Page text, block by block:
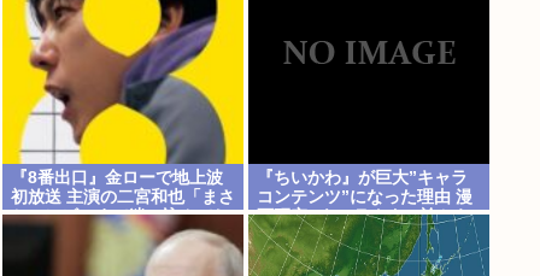
『8番出口』金ローで地上波
初放送 主演の二宮和也「まさ
かテレビにまで迷い込んでし
『ちいかわ』が巨大”キャラ
コンテンツ”になった理由 漫
画研究&キャラクター論から
紐解く